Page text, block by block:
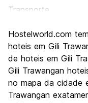
Transporte
Cultura
Festas / vida
Custo-beneficio
Hostelworld.com
hoteis em Gili
de hoteis em Gili
Gili Trawangan
no mapa da cidade
Trawangan